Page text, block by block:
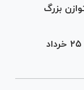
بزرگ
خدمت رسانی معمول بانک‌ها از فردا؛ ۲۵ خرداد